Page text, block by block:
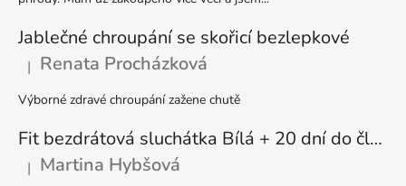
Jablečné chroupání se skořicí bezlepkové
Hodnocení produktu je 5 z 5 hvězdiček.
| Renata Procházková
Výborné zdravé chroupání zažene chutě
Fit bezdrátová sluchátka Bílá + 20 dní do členství + seznam písniček i audioknih
Hodnocení produktu je 5 z 5 hvězdiček.
| Martina Hybšová